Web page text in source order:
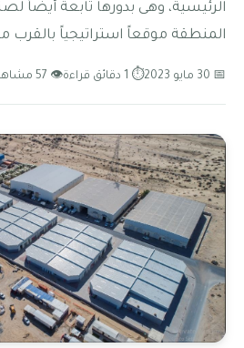
الرئيسية، وهى بدورها تابعة أيضاً
المنطقة موقعاً استراتيجياً بالقرب
📅 30 مايو 2023 ⏱ 1 دقائق قراءة 👁 57 مشاهدة